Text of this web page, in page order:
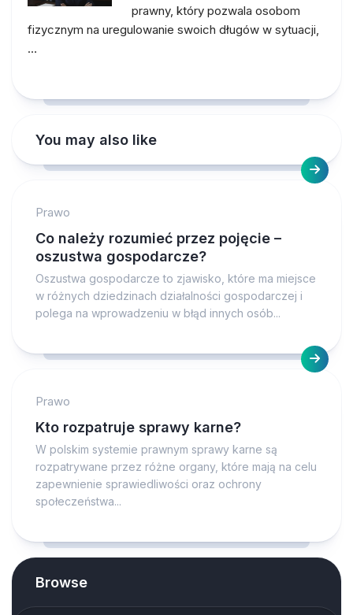
prawny, który pozwala osobom
fizycznym na uregulowanie swoich długów w sytuacji,
…
You may also like
Prawo
Co należy rozumieć przez pojęcie –
oszustwa gospodarcze?
Oszustwa gospodarcze to zjawisko, które ma miejsce
w różnych dziedzinach działalności gospodarczej i
polega na wprowadzeniu w błąd innych osób...
Prawo
Kto rozpatruje sprawy karne?
W polskim systemie prawnym sprawy karne są
rozpatrywane przez różne organy, które mają na celu
zapewnienie sprawiedliwości oraz ochrony
społeczeństwa...
Browse